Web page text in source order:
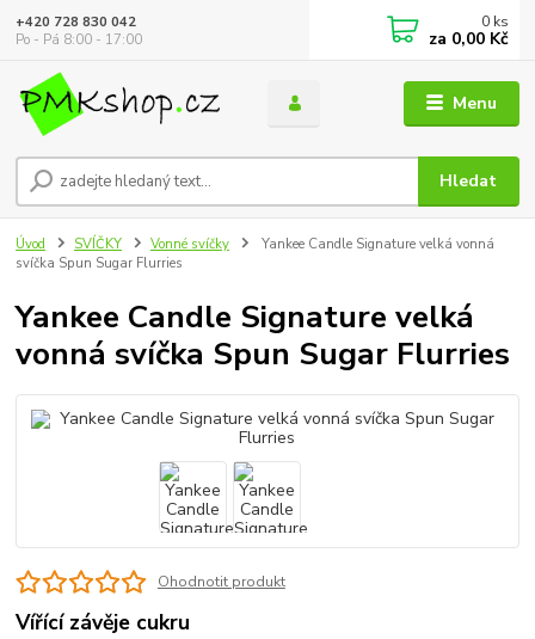
Menu
Hledat
+420 728 830 042
Po - Pá 8:00 - 17:00
0 ks
za 0,00 Kč
Úvod SVÍČKY Vonné svíčky
Yankee Candle Signature velká vonná
svíčka Spun Sugar Flurries
Yankee Candle Signature velká
vonná svíčka Spun Sugar Flurries
Ohodnotit produkt
Vířící závěje cukru